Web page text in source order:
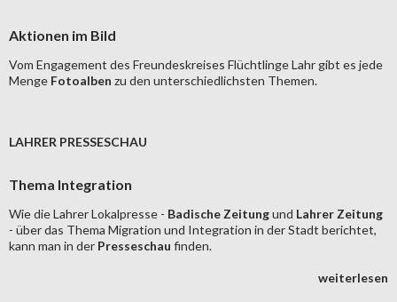
Aktionen im Bild
Vom Engagement des Freundeskreises Flüchtlinge Lahr gibt es jede
Menge Fotoalben zu den unterschiedlichsten Themen.
LAHRER PRESSESCHAU
Thema Integration
Wie die Lahrer Lokalpresse - Badische Zeitungund Lahrer Zeitung
- über das Thema Migration und Integration in der Stadt berichtet,
kann man in der Presseschau finden.
weiterlesen